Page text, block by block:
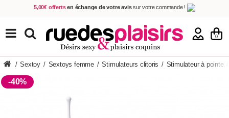
5,00€ offerts en échange de votre avissur votre commande !
Achetez aujourd'hui. Décidez quand payer !
Livraison en 48h
au prix de 2,90 € ! (Offerte dès 69,00€ d'achat)
0
TOUS NOS PRODUITS
/ Sextoy / Sextoys femme / Stimulateurs clitoris / Stimulateur à pointe
-40%